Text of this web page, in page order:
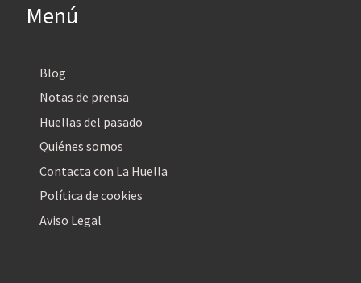
Menú
Blog
Notas de prensa
Huellas del pasado
Quiénes somos
Contacta con La Huella
Política de cookies
Aviso Legal